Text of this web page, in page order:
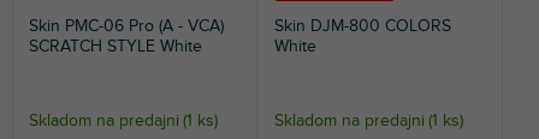
Skin PMC-06 Pro (A - VCA)
SCRATCH STYLE White
Skladom na predajni (1 ks)
Skin DJM-800 COLORS
White
Skladom na predajni (1 ks)